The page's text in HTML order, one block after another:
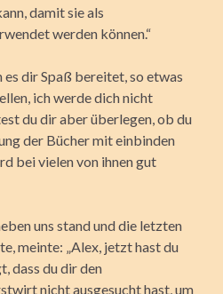
damit sie als
werden können.“
es dir Spaß bereitet, so etwas
ich werde dich nicht
du dir aber überlegen, ob du
der Bücher mit einbinden
bei vielen von ihnen gut
uns stand und die letzten
meinte: „Alex, jetzt hast du
dass du dir den
nicht ausgesucht hast, um